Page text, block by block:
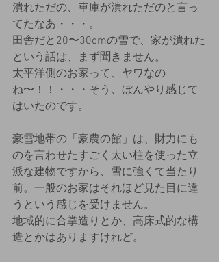
潰れただの、車庫が潰れただのと言っ
てたなあ・・・。
田舎だと20〜30cmの雪で、家が潰れた
という話は、まず聞きません。
太平洋側のお家って、ヤワなの
ね〜！！・・・そう、ぼんやり感じて
はいたのです。
豪雪地帯の「豪農の館」は、財力にも
のを言わせたすごく太い柱を使った立
派な建物ですから、雪に強くて当たり
前。一般のお家はそれほど見た目に違
うという感じを受けません。
地域的に合掌造りとか、高床式的な構
造とかはありますけれど。